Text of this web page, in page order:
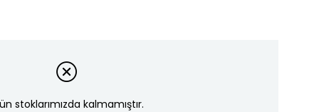
stoklarımızda kalmamıştır.